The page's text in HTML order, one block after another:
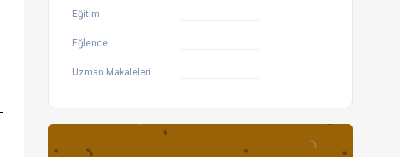
Eğitim
Eğlence
Uzman Makaleleri